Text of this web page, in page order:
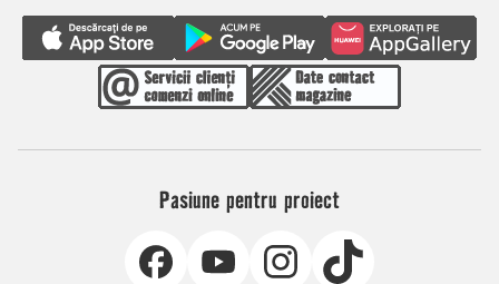
Pasiune pentru proiect